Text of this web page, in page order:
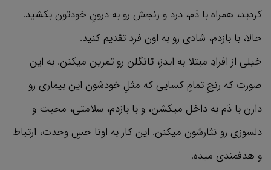
کردید، همراه با دَم، درد و رنجش رو به درونِ خودتون بکشید.
حالا، با بازدم، شادی رو به اون فرد تقدیم کنید.
خیلی از افرادِ مبتلا به ایدز، تانگلن رو تمرین میکنن. به این
صورت که رنجِ تمامِ کسایی که مثلِ خودشون این بیماری رو
دارن با دَم به داخل میکشن، و با بازدم، سلامتی، محبت و
دلسوزی رو نثارشون میکنن. این کار به اونا حسِ وحدت، ارتباط
و هدفمندی میده.